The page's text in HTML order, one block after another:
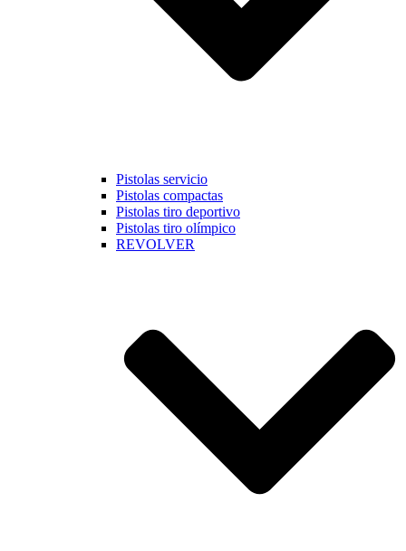
Pistolas servicio
Pistolas compactas
Pistolas tiro deportivo
Pistolas tiro olímpico
REVOLVER